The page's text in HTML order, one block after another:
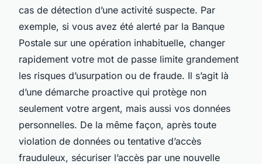
cas de détection d’une activité suspecte. Par
exemple, si vous avez été alerté par la Banque
Postale sur une opération inhabituelle, changer
rapidement votre mot de passe limite grandement
les risques d’usurpation ou de fraude. Il s’agit là
d’une démarche proactive qui protège non
seulement votre argent, mais aussi vos données
personnelles. De la même façon, après toute
violation de données ou tentative d’accès
frauduleux, sécuriser l’accès par une nouvelle